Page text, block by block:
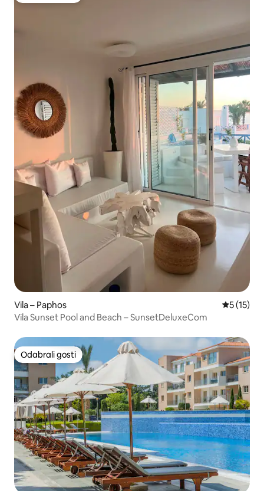
Vila – Paphos Prosječna
5 (15)
Vila Sunset Pool and Beach – SunsetDeluxeCom
Odabrali gosti
Odabrali gosti